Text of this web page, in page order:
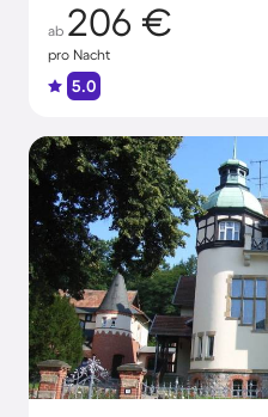
ab 206 €
pro Nacht
5.0